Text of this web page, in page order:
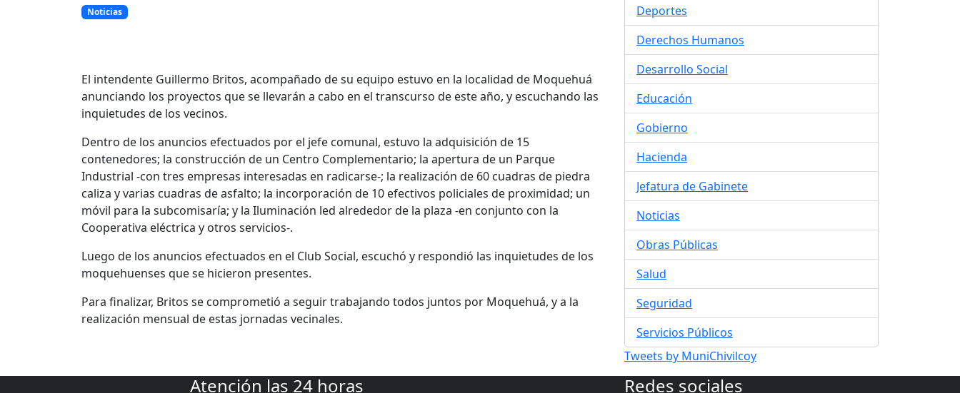
Noticias
El intendente Guillermo Britos, acompañado de su equipo estuvo en la localidad de Moquehuá
anunciando los proyectos que se llevarán a cabo en el transcurso de este año, y escuchando las
inquietudes de los vecinos.
Dentro de los anuncios efectuados por el jefe comunal, estuvo la adquisición de 15
contenedores; la construcción de un Centro Complementario; la apertura de un Parque
Industrial -con tres empresas interesadas en radicarse-; la realización de 60 cuadras de piedra
caliza y varias cuadras de asfalto; la incorporación de 10 efectivos policiales de proximidad; un
móvil para la subcomisaría; y la Iluminación led alrededor de la plaza -en conjunto con la
Cooperativa eléctrica y otros servicios-.
Luego de los anuncios efectuados en el Club Social, escuchó y respondió las inquietudes de los
moquehuenses que se hicieron presentes.
Para finalizar, Britos se comprometió a seguir trabajando todos juntos por Moquehuá, y a la
realización mensual de estas jornadas vecinales.
Deportes
Derechos Humanos
Desarrollo Social
Educación
Gobierno
Hacienda
Jefatura de Gabinete
Noticias
Obras Públicas
Salud
Seguridad
Servicios Públicos
Tweets by MuniChivilcoy
Atención las 24 horas Redes sociales